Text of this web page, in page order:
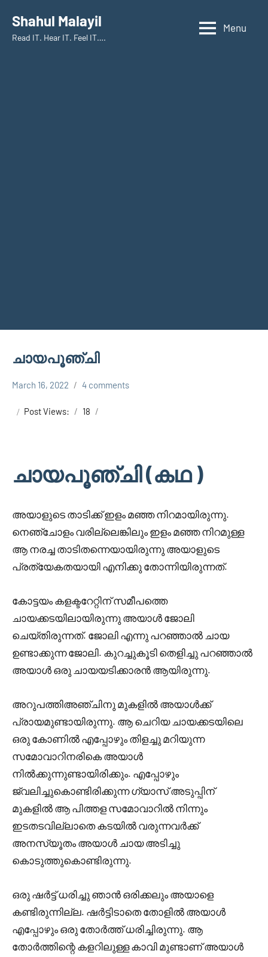
content
Shahul Malayil
Read IT. Hear IT. Feel IT….
Menu
ചായപൂഞ്ചി
March 16, 2022
Cm
4 comments
Post Views: 18
ചായപൂഞ്ചി (കഥ )
അയാളുടെ താടിക്ക് ഇളം മഞ്ഞ നിറമായിരുന്നു.
നെഞ്ചോളം വരില്ലെങ്കിലും ഇളം മഞ്ഞ നിറമുള്ള
ആ നരച്ച താടിതന്നെയായിരുന്നു അയാളുടെ
പ്രത്യേകതയായി എനിക്കു തോന്നിയിരുന്നത്.
കോട്ടയം കളക്ടറേറ്റിന് സമീപത്തെ
ചായക്കടയിലായിരുന്നു അയാൾ ജോലി
ചെയ്തിരുന്നത്. ജോലി എന്നു പറഞ്ഞാൽ ചായ
ഉണ്ടാക്കുന്ന ജോലി. കുറച്ചുകൂടി തെളിച്ചു പറഞ്ഞാൽ
അയാൾ ഒരു ചായയടിക്കാരൻ ആയിരുന്നു.
അറുപത്തിഅഞ്ചിനു മുകളിൽ അയാൾക്ക്
പ്രായമുണ്ടായിരുന്നു. ആ ചെറിയ ചായക്കടയിലെ
ഒരു കോണിൽ എപ്പോഴും തിളച്ചു മറിയുന്ന
സമോവാറിനരികെ അയാൾ
നിൽക്കുന്നുണ്ടായിരിക്കും. എപ്പോഴും
ജ്വലിച്ചുകൊണ്ടിരിക്കുന്ന ഗ്യാസ് അടുപ്പിന്
മുകളിൽ ആ പിത്തള സമോവാറിൽ നിന്നും
ഇടതടവില്ലാതെ കടയിൽ വരുന്നവർക്ക്
അനസ്യൂതം അയാൾ ചായ അടിച്ചു
കൊടുത്തുകൊണ്ടിരുന്നു.
ഒരു ഷർട്ട്‌ ധരിച്ചു ഞാൻ ഒരിക്കലും അയാളെ
കണ്ടിരുന്നില്ല. ഷർട്ടിടാതെ തോളിൽ അയാൾ
എപ്പോഴും ഒരു തോർത്ത് ധരിച്ചിരുന്നു. ആ
തോർത്തിന്റെ കളറിലുള്ള കാവി മുണ്ടാണ് അയാൾ